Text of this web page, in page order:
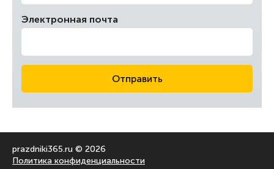
Электронная почта
Отправить
prazdniki365.ru © 2026
Политика конфиденциальности